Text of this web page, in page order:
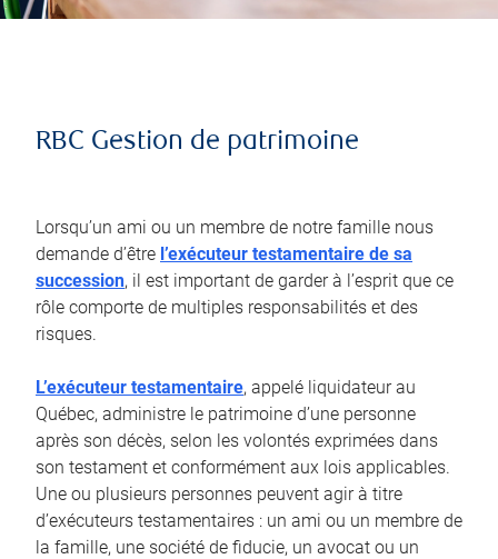
RBC Gestion de patrimoine
Lorsqu’un ami ou un membre de notre famille nous
demande d’être l’exécuteur testamentaire de sa
succession, il est important de garder à l’esprit que ce
rôle comporte de multiples responsabilités et des
risques.
L’exécuteur testamentaire, appelé liquidateur au
Québec, administre le patrimoine d’une personne
après son décès, selon les volontés exprimées dans
son testament et conformément aux lois applicables.
Une ou plusieurs personnes peuvent agir à titre
d’exécuteurs testamentaires : un ami ou un membre de
la famille, une société de fiducie, un avocat ou un